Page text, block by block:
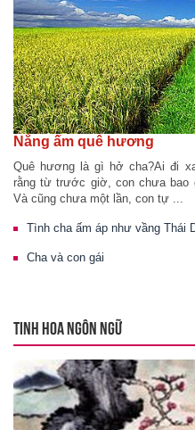
Nắng ấm quê hương
Quê hương là gì hở cha?Ai đi
rằng từ trước giờ, con chưa bao
Và cũng chưa một lần, con tự ...
Tình cha ấm áp như vầng Thái
Cha và con gái
TINH HOA NGÔN NGỮ